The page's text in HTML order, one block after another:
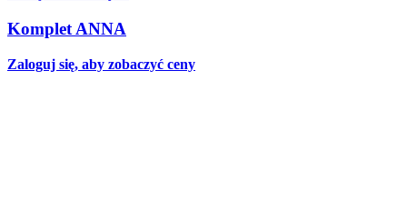
Komplet ANNA
Zaloguj się, aby zobaczyć ceny